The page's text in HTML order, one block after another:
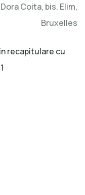
Coita, bis. Elim,
Bruxelles
recapitulare cu